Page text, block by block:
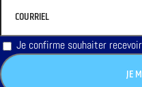
Je confirme souhaiter